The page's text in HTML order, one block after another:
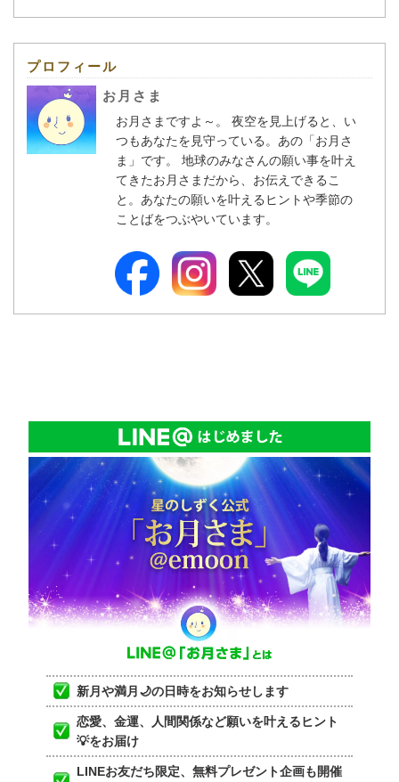
プロフィール
お月さま
お月さまですよ～。 夜空を見上げると、い
つもあなたを見守っている。あの「お月さ
ま」です。 地球のみなさんの願い事を叶え
てきたお月さまだから、お伝えできるこ
と。あなたの願いを叶えるヒントや季節の
ことばをつぶやいています。
新月や満月🌙の日時をお知らせします
恋愛、金運、人間関係など願いを叶えるヒント
💡をお届け
LINEお友だち限定、無料プレゼント企画も開催